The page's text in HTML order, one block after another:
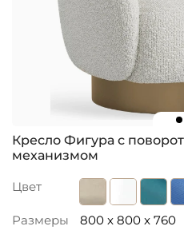
Кресло Фигура с
механизмом
Цвет
Размеры 800 x 800 x 760